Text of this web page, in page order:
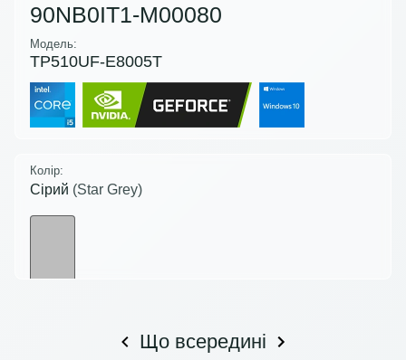
90NB0IT1-M00080
Модель:
TP510UF-E8005T
Колір:
Сірий (Star Grey)
Що всередині